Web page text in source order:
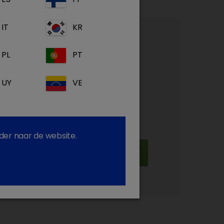
te krijgen
en ziektespecifieke informatie
ons GRATIS e-learning platform
IT KR
PL PT
UY VE
naar de website.